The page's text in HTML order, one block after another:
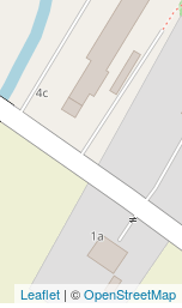
Leaflet | ©OpenStreetMap